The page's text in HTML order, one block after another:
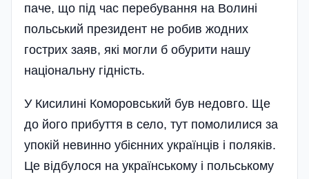
паче, що під час перебування на Волині
польський президент не робив жодних
гострих заяв, які могли б обурити нашу
національну гідність.
У Кисилині Коморовський був недовго. Ще
до його прибуття в село, тут помолилися за
упокій невинно убієнних українців і поляків.
Це відбулося на українському і польському